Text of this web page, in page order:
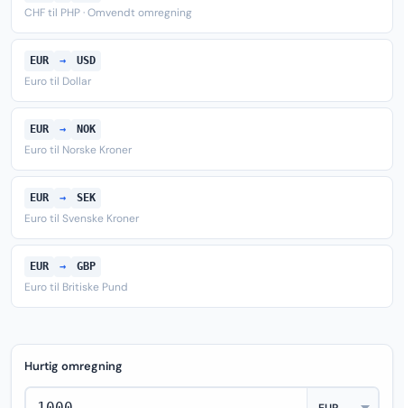
CHF til PHP · Omvendt omregning
EUR → USD
Euro til Dollar
EUR → NOK
Euro til Norske Kroner
EUR → SEK
Euro til Svenske Kroner
EUR → GBP
Euro til Britiske Pund
Hurtig omregning